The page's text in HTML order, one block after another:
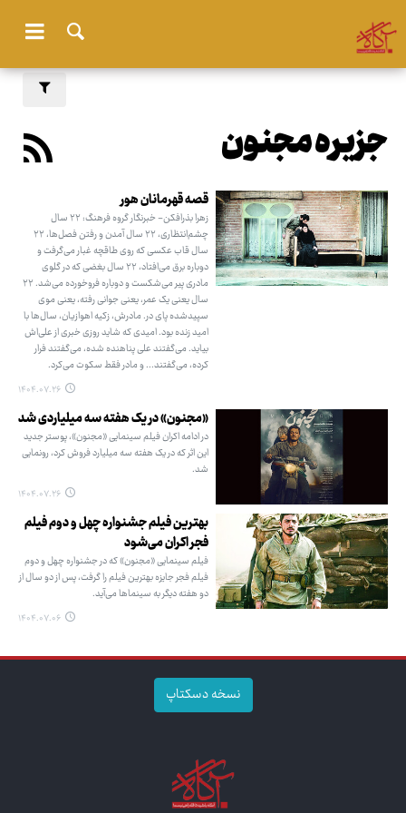
جزیره مجنون
قصه قهرمانان هور
زهرا بذرافکن- خبرنگار گروه فرهنگ: ۲۲ سال
چشم‌انتظاری، ۲۲ سال آمدن و رفتن فصل‌ها، ۲۲
سال قاب عکسی که روی طاقچه غبار می‌گرفت و
دوباره برق می‌افتاد، ۲۲ سال بغضی که در گلوی
مادری پیر می‌شکست و دوباره فروخورده می‌شد. ۲۲
سال یعنی یک عمر، یعنی جوانی رفته، یعنی موی
سپیدشده پای در. مادرش، زکیه اهوازیان، سال‌ها با
امید زنده بود. امیدی که شاید روزی خبری از علی‌اش
بیاید. می‌گفتند علی پناهنده شده، می‌گفتند فرار
کرده، می‌گفتند... و مادر فقط سکوت می‌کرد.
۱۴۰۴.۰۷.۲۶
«مجنون» در یک هفته سه میلیاردی شد
در ادامه اکران فیلم سینمایی «مجنون»، پوستر جدید
این اثر که در یک هفته سه میلیارد فروش کرد، رونمایی
شد.
۱۴۰۴.۰۷.۲۶
بهترین فیلم جشنواره چهل و دوم فیلم
فجر اکران می‌شود
فیلم سینمایی «مجنون» که در جشنواره چهل و دوم
فیلم فجر جایزه بهترین فیلم را گرفت، پس از دو سال از
دو هفته دیگر به سینماها می‌آید.
۱۴۰۴.۰۷.۰۶
نسخه دسکتاپ